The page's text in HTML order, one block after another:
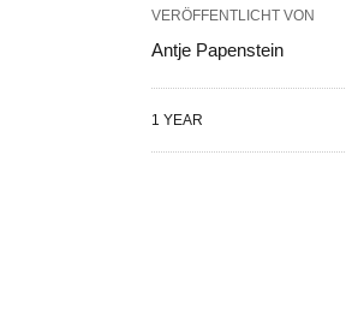
VERÖFFENTLICHT VON
Antje Papenstein
1 YEAR